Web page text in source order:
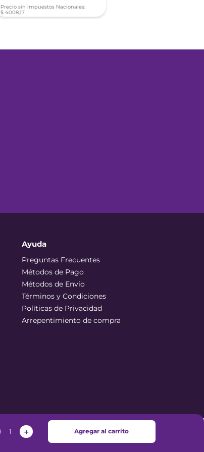
＋ Agregar al carrito
Precio sin Impuestos Nacionales:
$ 4008,17
Ayuda
Preguntas Frecuentes
Métodos de Pago
Métodos de Envío
Términos y Condiciones
Políticas de Privacidad
Arrepentimiento de compra